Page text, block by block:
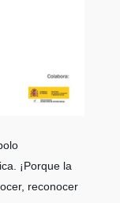
¡Porque la
reconocer